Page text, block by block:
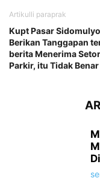
Artikulli paraprak
Kupt Pasar Sidomulyo
Berikan Tanggapan
berita Menerima
Parkir, itu Tidak